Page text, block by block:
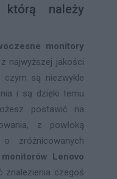
którą należy
monitory
najwyższej jakości
są niezwykle
i są dzięki temu
postawić na
z powłoką
zróżnicowanych
monitorów Lenovo
znalezienia czegoś